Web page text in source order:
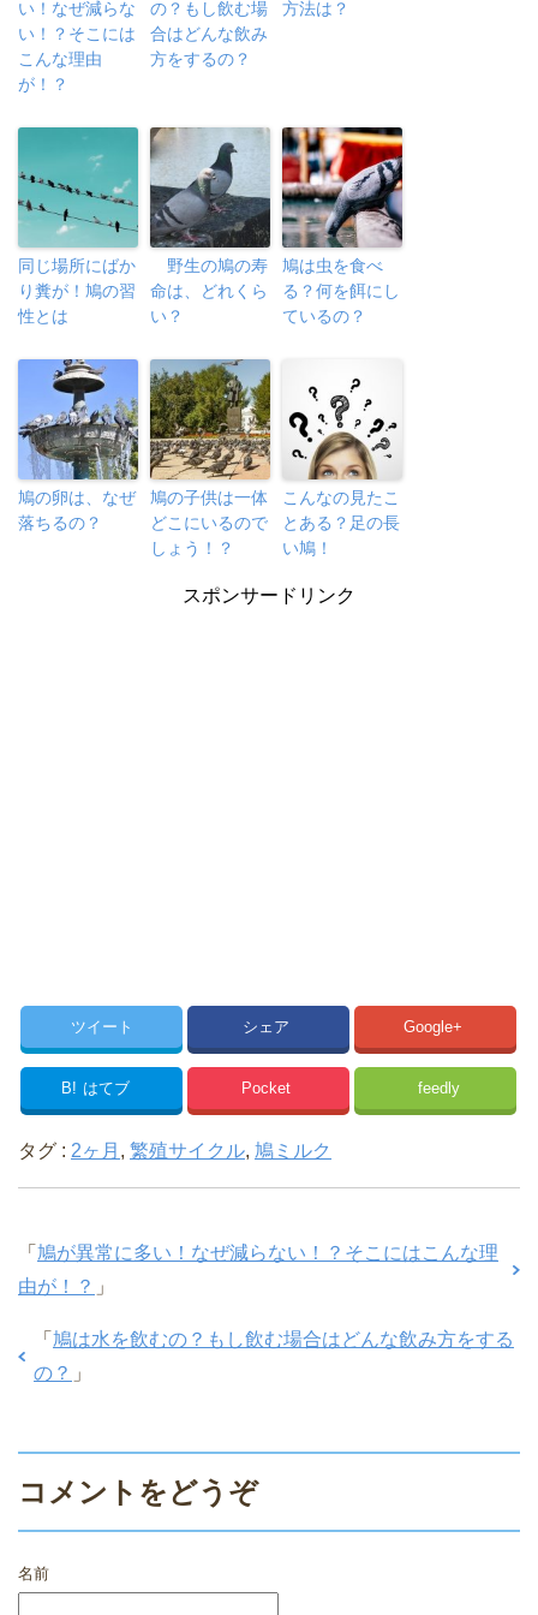
い！なぜ減らな
い！？そこには
こんな理由
が！？
の？もし飲む場
合はどんな飲み
方をするの？
方法は？
同じ場所にばか
り糞が！鳩の習
性とは
野生の鳩の寿
命は、どれくら
い？
鳩は虫を食べ
る？何を餌にし
ているの？
鳩の卵は、なぜ
落ちるの？
鳩の子供は一体
どこにいるので
しょう！？
こんなの見たこ
とある？足の長
い鳩！
スポンサードリンク
ツイート シェア Google+
B! はてブ Pocket feedly
タグ : 2ヶ月 , 繁殖サイクル, 鳩ミルク
「 鳩が異常に多い！なぜ減らない！？そこにはこんな理
由が！？ 」
「 鳩は水を飲むの？もし飲む場合はどんな飲み方をする
の？ 」
コメントをどうぞ
名前